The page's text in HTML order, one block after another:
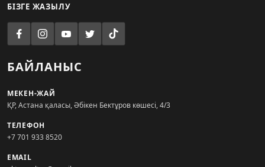
БІЗГЕ ЖАЗЫЛУ
БАЙЛАНЫС
МЕКЕН-ЖАЙ
ҚР, Астана қаласы, Әбікен Бектұров көшесі, 4/3
ТЕЛЕФОН
+7 701 933 8520
EMAIL